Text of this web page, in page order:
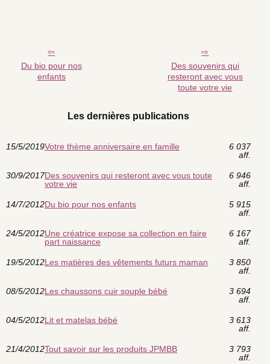
Du bio pour nos
enfants
Des souvenirs qui
resteront avec vous
toute votre vie
Les dernières publications
15/5/2019Votre thème anniversaire en famille
6 037
aff.
30/9/2017Des souvenirs qui resteront avec vous toute
votre vie
6 946
aff.
14/7/2012Du bio pour nos enfants
5 915
aff.
24/5/2012Une créatrice expose sa collection en faire
part naissance
6 167
aff.
19/5/2012Les matières des vêtements futurs maman
3 850
aff.
08/5/2012Les chaussons cuir souple bébé
3 694
aff.
04/5/2012Lit et matelas bébé
3 613
aff.
21/4/2012Tout savoir sur les produits JPMBB
3 793
aff.